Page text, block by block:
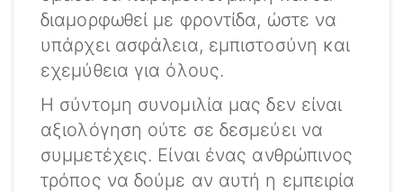
διαμορφωθεί με φροντίδα, ώστε να
υπάρχει ασφάλεια, εμπιστοσύνη και
εχεμύθεια για όλους.
Η σύντομη συνομιλία μας δεν είναι
αξιολόγηση ούτε σε δεσμεύει να
συμμετέχεις. Είναι ένας ανθρώπινος
τρόπος να δούμε αν αυτή η εμπειρία